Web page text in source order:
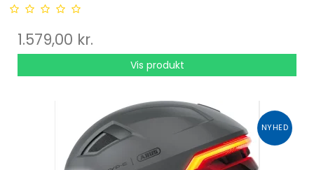
1.579,00 kr.
Vis produkt
NYHED